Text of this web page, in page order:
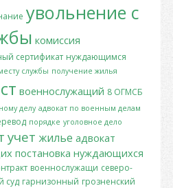
увольнение с
комиссия
сертификат нуждающимся
службы получение жилья
военнослужащий 8 ОГМСБ
делу адвокат по военным делам
порядке уголовное дело
учет жилье адвокат
постановка нуждающихся
военнослужащи северо-
суд гарнизонный грозненский